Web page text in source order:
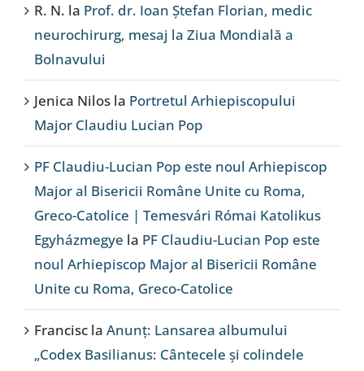
R. N. la Prof. dr. Ioan Ștefan Florian, medic
neurochirurg, mesaj la Ziua Mondială a
Bolnavului
Jenica Nilos la Portretul Arhiepiscopului
Major Claudiu Lucian Pop
PF Claudiu-Lucian Pop este noul Arhiepiscop
Major al Bisericii Române Unite cu Roma,
Greco-Catolice | Temesvári Római Katolikus
Egyházmegye la PF Claudiu-Lucian Pop este
noul Arhiepiscop Major al Bisericii Române
Unite cu Roma, Greco-Catolice
Francisc la Anunț: Lansarea albumului
„Codex Basilianus: Cântecele și colindele